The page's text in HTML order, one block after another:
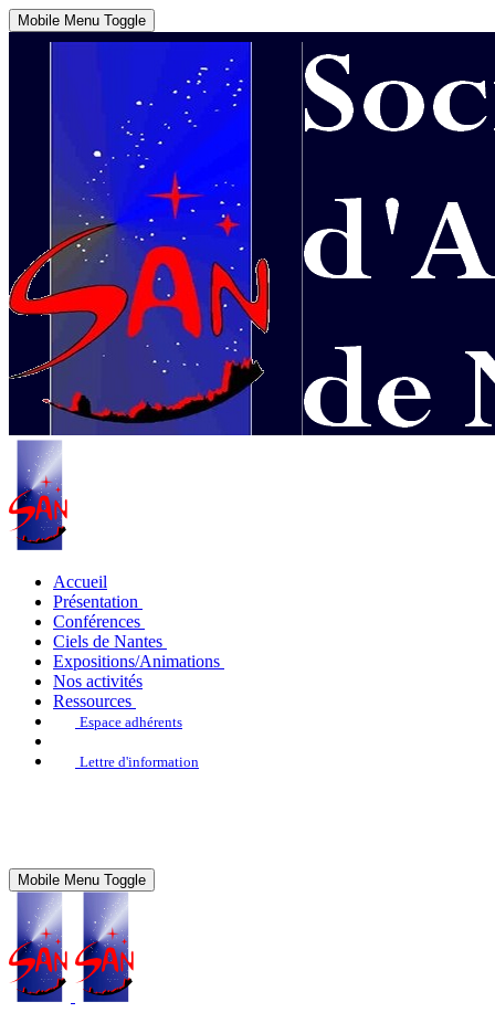
Mobile Menu Toggle
Accueil
Présentation
Conférences
Ciels de Nantes
Expositions/Animations
Nos activités
Ressources
Espace adhérents
Lettre d'information
Mobile Menu Toggle